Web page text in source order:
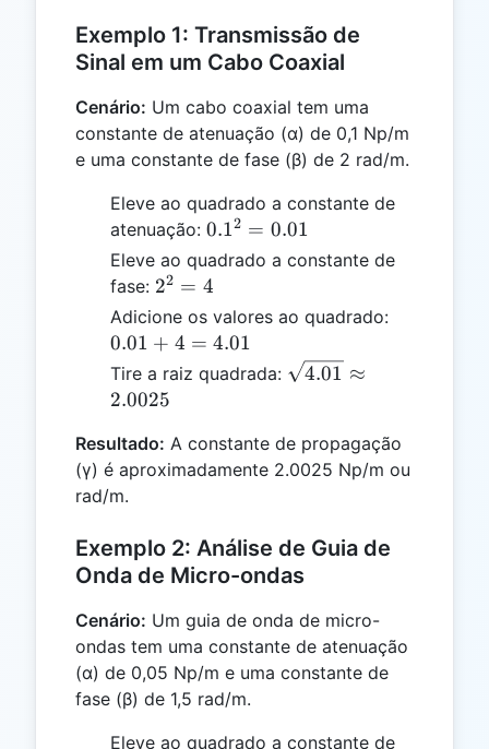
Exemplo 1: Transmissão de
Sinal em um Cabo Coaxial
Cenário: Um cabo coaxial tem uma
constante de atenuação (α) de 0,1 Np/m
e uma constante de fase (β) de 2 rad/m.
Eleve ao quadrado a constante de
atenuação: 0.1^2
=
0.01
0.12 = 0.01
Eleve ao quadrado a constante de
fase: 2^2
= 4
22 = 4
Adicione os valores ao quadrado:
0.01 + 4 = 4.01
Tire a raiz quadrada: \sqrt{4.01}
4.01 ≈
2.0025
Resultado: A constante de propagação
(γ) é aproximadamente 2.0025 Np/m ou
rad/m.
Exemplo 2: Análise de Guia de
Onda de Micro-ondas
Cenário: Um guia de onda de micro-
ondas tem uma constante de atenuação
(α) de 0,05 Np/m e uma constante de
fase (β) de 1,5 rad/m.
Eleve ao quadrado a constante de